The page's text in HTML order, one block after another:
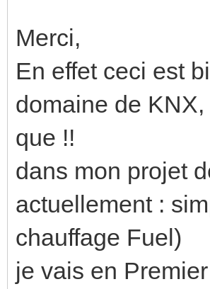
Merci,
En effet ceci est
domaine de
que !!
dans mon projet
actuellement :
chauffage Fuel)
je vais en